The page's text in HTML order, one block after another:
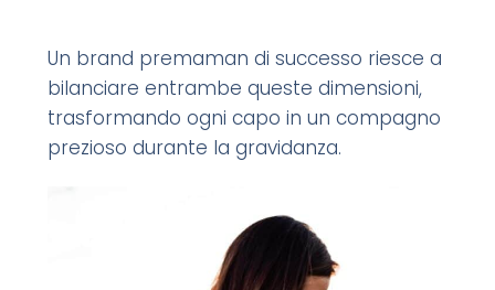
Un brand premaman di successo riesce a
bilanciare entrambe queste dimensioni,
trasformando ogni capo in un compagno
prezioso durante la gravidanza.